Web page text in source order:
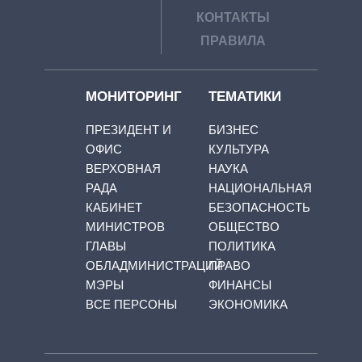
КОНТАКТЫ
ПРАВИЛА
МОНИТОРИНГ
ПРЕЗИДЕНТ И
ОФИС
ВЕРХОВНАЯ
РАДА
КАБИНЕТ
МИНИСТРОВ
ГЛАВЫ
ОБЛАДМИНИСТРАЦИЙ
МЭРЫ
ВСЕ ПЕРСОНЫ
ТЕМАТИКИ
БИЗНЕС
КУЛЬТУРА
НАУКА
НАЦИОНАЛЬНАЯ
БЕЗОПАСНОСТЬ
ОБЩЕСТВО
ПОЛИТИКА
ПРАВО
ФИНАНСЫ
ЭКОНОМИКА